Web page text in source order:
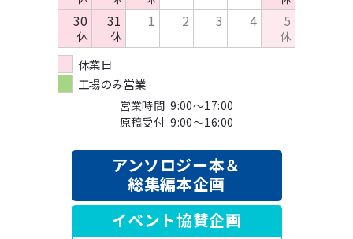
30
休
31
休
1 2 3 4 5
休
休業日
工場のみ営業
営業時間 9:00～17:00
原稿受付 9:00～16:00
アンソロジー本＆
総集編本企画
イベント協賛企画